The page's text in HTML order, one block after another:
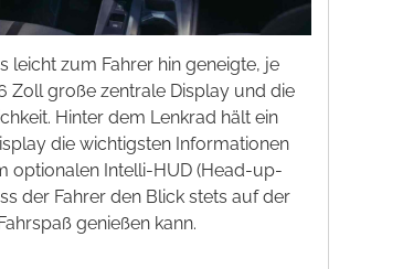
leicht zum Fahrer hin geneigte, je
Zoll große zentrale Display und die
Hinter dem Lenkrad hält ein
die wichtigsten Informationen
optionalen Intelli-HUD (Head-up-
der Fahrer den Blick stets auf der
genießen kann.